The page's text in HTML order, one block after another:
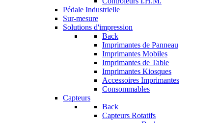
Pédale Industrielle
Sur-mesure
Solutions d'impression
Back
Imprimantes de Panneau
Imprimantes Mobiles
Imprimantes de Table
Imprimantes Kiosques
Accessoires Imprimantes
Consommables
Capteurs
Back
Capteurs Rotatifs